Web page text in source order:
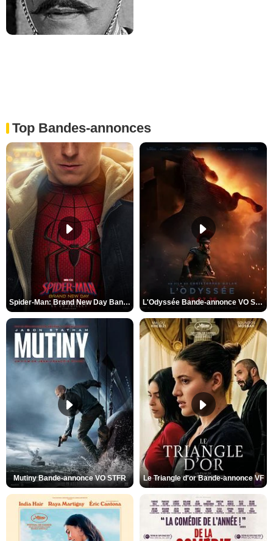
Top Bandes-annonces
Spider-Man: Brand New Day Bande-annonce VO STFR L'Odyssée Bande-annonce VO STFR
Mutiny Bande-annonce VO STFR Le Triangle d'or Bande-annonce VF